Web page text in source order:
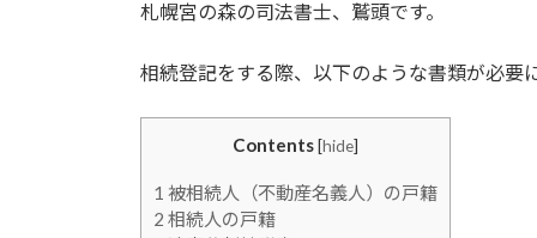
新
:
札幌宮の森の司法書士、鷲頭です。
相続登記をする際、以下のような書類が必要
Contents[hide]
1 被相続人（不動産名義人）の戸籍
2 相続人の戸籍